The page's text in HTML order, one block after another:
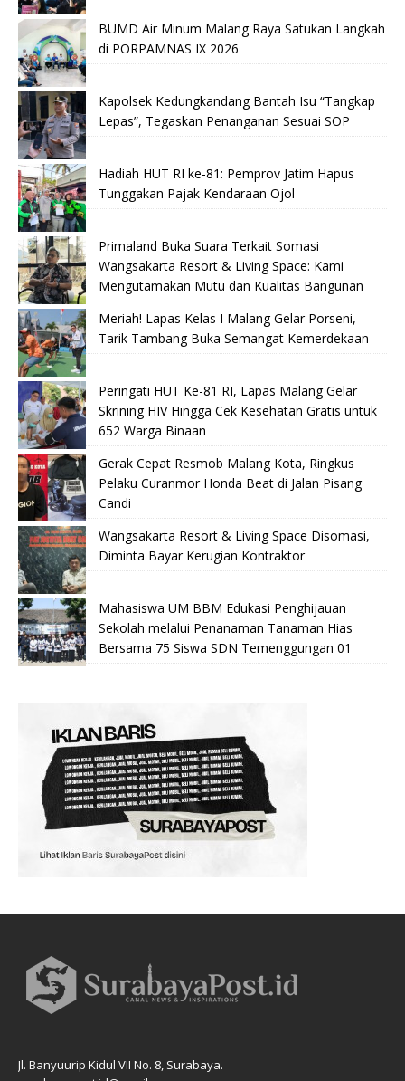
BUMD Air Minum Malang Raya Satukan Langkah
di PORPAMNAS IX 2026
Kapolsek Kedungkandang Bantah Isu “Tangkap
Lepas”, Tegaskan Penanganan Sesuai SOP
Hadiah HUT RI ke-81: Pemprov Jatim Hapus
Tunggakan Pajak Kendaraan Ojol
Primaland Buka Suara Terkait Somasi
Wangsakarta Resort & Living Space: Kami
Mengutamakan Mutu dan Kualitas Bangunan
Meriah! Lapas Kelas I Malang Gelar Porseni,
Tarik Tambang Buka Semangat Kemerdekaan
Peringati HUT Ke-81 RI, Lapas Malang Gelar
Skrining HIV Hingga Cek Kesehatan Gratis untuk
652 Warga Binaan
Gerak Cepat Resmob Malang Kota, Ringkus
Pelaku Curanmor Honda Beat di Jalan Pisang
Candi
Wangsakarta Resort & Living Space Disomasi,
Diminta Bayar Kerugian Kontraktor
Mahasiswa UM BBM Edukasi Penghijauan
Sekolah melalui Penanaman Tanaman Hias
Bersama 75 Siswa SDN Temenggungan 01
Jl. Banyuurip Kidul VII No. 8, Surabaya.